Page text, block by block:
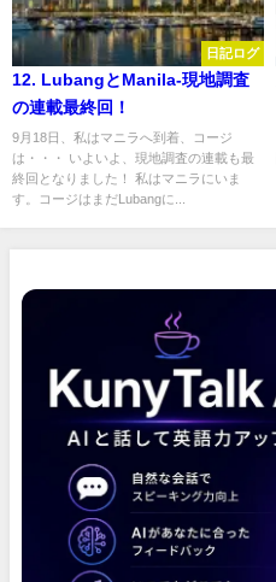
日記ログ
12. LubangとManila-現地調査
の連載最終回！
9月18日、私はマニラへ到着、コージ
は・・・ いよいよ、現地調査の連載も最
終回となりました！ 私はマニラにいま
す。コージはまだLubangに...